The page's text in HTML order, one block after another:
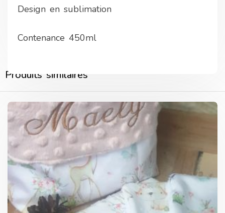
Design en sublimation
Contenance 450ml
Produits similaires